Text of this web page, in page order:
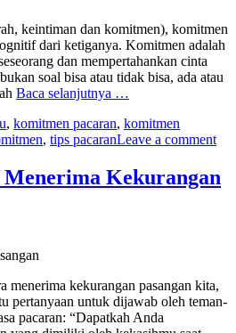
keintiman dan komitmen), komitmen
dari ketiganya. Komitmen adalah
dan mempertahankan cinta
soal bisa atau tidak bisa, ada atau
Baca selanjutnya …
, komitmen pacaran, komitmen
, tips pacaranLeave a comment
Kekurangan
menerima kekurangan pasangan kita,
pertanyaan untuk dijawab oleh teman-
pacaran: “Dapatkah Anda